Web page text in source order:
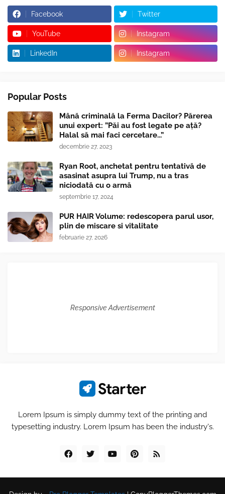
Facebook Twitter
YouTube Instagram
LinkedIn Instagram
Popular Posts
Mână criminală la Ferma Dacilor? Părerea
unui expert: ”Păi au fost legate pe ață?
Halal să mai faci cercetare...”
decembrie 27, 2023
Ryan Root, anchetat pentru tentativă de
asasinat asupra lui Trump, nu a tras
niciodată cu o armă
septembrie 17, 2024
PUR HAIR Volume: redescopera parul usor,
plin de miscare si vitalitate
februarie 27, 2026
Responsive Advertisement
Lorem Ipsum is simply dummy text of the printing and
typesetting industry. Lorem Ipsum has been the industry's.